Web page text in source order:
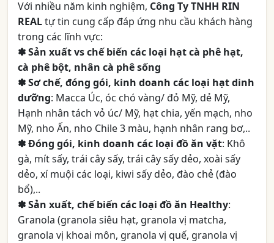
Với nhiều năm kinh nghiệm, Công Ty TNHH RIN
REALtự tin cung cấp đáp ứng nhu cầu khách hàng
trong các lĩnh vực:
✽ Sản xuất vs chế biến các loại hạt cà phê hạt,
cà phê bột, nhân cà phê sống
✽ Sơ chế, đóng gói, kinh doanh các loại hạt dinh
dưỡng: Macca Úc, óc chó vàng/ đỏ Mỹ, dẻ Mỹ,
Hạnh nhân tách vỏ úc/ Mỹ, hạt chia, yến mạch, nho
Mỹ, nho Ấn, nho Chile 3 màu, hạnh nhân rang bơ,..
✽ Đóng gói, kinh doanh các loại đồ ăn vặt: Khô
gà, mít sấy, trái cây sấy, trái cây sấy dẻo, xoài sấy
dẻo, xí muội các loại, kiwi sấy dẻo, đào chẻ (đào
bổ),..
✽ Sản xuất, chế biến các loại đồ ăn Healthy:
Granola (granola siêu hạt, granola vị matcha,
granola vị khoai môn, granola vị quế, granola vị